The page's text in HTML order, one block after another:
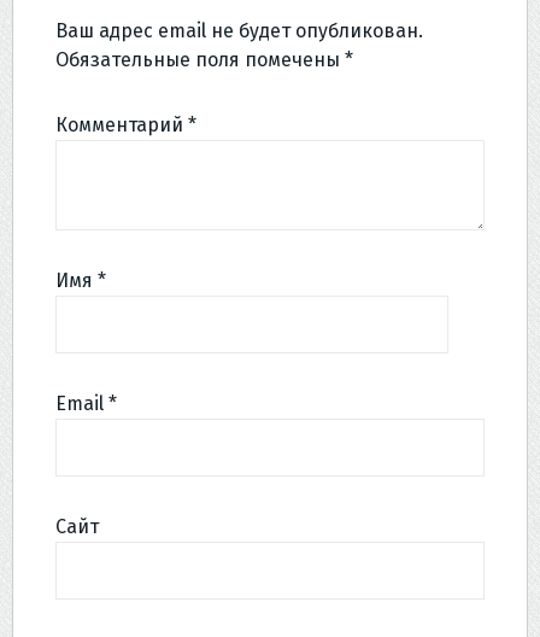
Ваш адрес email не будет опубликован.
Обязательные поля помечены *
Комментарий *
Имя *
Email *
Сайт